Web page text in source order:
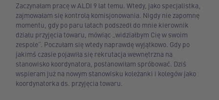
Zaczynałam pracę w ALDI 9 lat temu. Wtedy, jako specjalistka,
zajmowałam się kontrolą komisjonowania. Nigdy nie zapomnę
momentu, gdy po paru latach podszedł do mnie kierownik
działu przyjęcia towaru, mówiąc „widziałbym Cię w swoim
zespole”. Poczułam się wtedy naprawdę wyjątkowo. Gdy po
jakimś czasie pojawiła się rekrutacja wewnętrzna na
stanowisko koordynatora, postanowiłam spróbować. Dziś
wspieram już na nowym stanowisku koleżanki i kolegów jako
koordynatorka ds. przyjęcia towaru.